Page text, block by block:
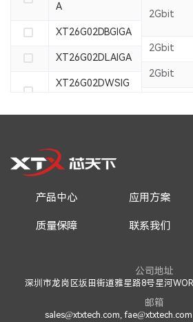
2Gbit
2Gbit
2Gbit
4Gbit
A
XT26G02DBGIGA
XT26G02DLAIGA
XT26G02DWSIG
XT26G04CWSIG
A
XT26G04CWSIG
XT26G04DWSIG
A-B
XT26G08DWSIG
产品中心 应用方案
质量保障 联系我们
公司地址
深圳市龙岗区坂田街道雅星路8号星河
邮箱
sales@xtxtech.com,